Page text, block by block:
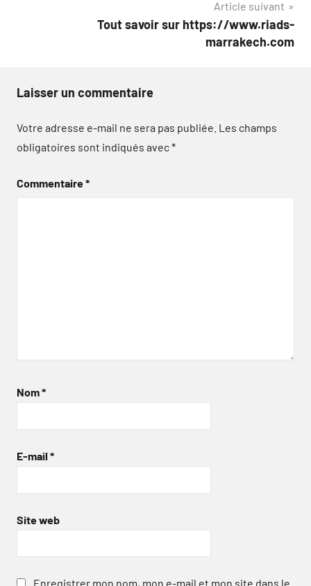
Article suivant
Tout savoir sur https://www.riads-
marrakech.com
Laisser un commentaire
Votre adresse e-mail ne sera pas publiée. Les champs
obligatoires sont indiqués avec*
Commentaire*
Nom*
E-mail *
Site web
Enregistrer mon nom, mon e-mail et mon site dans le